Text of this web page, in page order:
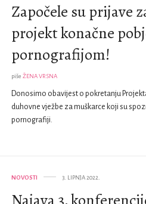
Započele su prijave
projekt konačne
pornografijom!
piše ŽENA VRSNA
Donosimo obavijest o pokretanju
duhovne vježbe za muškarce koji su
pornografiji.
NOVOSTI 3. LIPNJA 2022.